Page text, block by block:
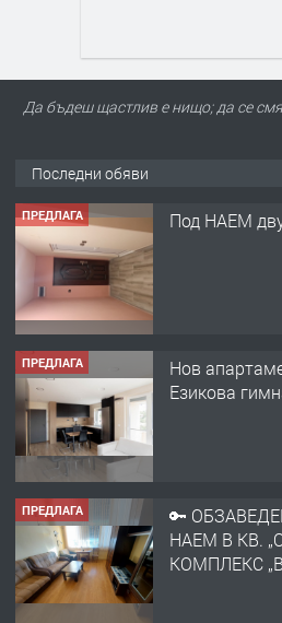
Да бъдеш щастлив е нищо; да се
Последни обяви
ПРЕДЛАГА Под НАЕМ
ПРЕДЛАГА
Нов
Езикова
ПРЕДЛАГА
🔑
НАЕМ В КВ.
КОМПЛЕКС